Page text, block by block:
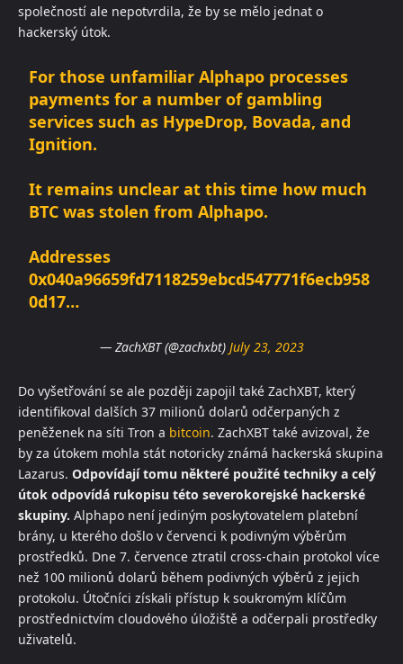
společností ale nepotvrdila, že by se mělo jednat o
hackerský útok.
For those unfamiliar Alphapo processes
payments for a number of gambling
services such as HypeDrop, Bovada, and
Ignition.
It remains unclear at this time how much
BTC was stolen from Alphapo.
Addresses
0x040a96659fd7118259ebcd547771f6ecb958
0d17…
— ZachXBT (@zachxbt) July 23, 2023
Do vyšetřování se ale později zapojil také ZachXBT, který
identifikoval dalších 37 milionů dolarů odčerpaných z
peněženek na síti Tron a bitcoin. ZachXBT také avizoval, že
by za útokem mohla stát notoricky známá hackerská skupina
Lazarus. Odpovídají tomu některé použité techniky a celý
útok odpovídá rukopisu této severokorejské hackerské
skupiny. Alphapo není jediným poskytovatelem platební
brány, u kterého došlo v červenci k podivným výběrům
prostředků. Dne 7. července ztratil cross-chain protokol více
než 100 milionů dolarů během podivných výběrů z jejich
protokolu. Útočníci získali přístup k soukromým klíčům
prostřednictvím cloudového úložiště a odčerpali prostředky
uživatelů.